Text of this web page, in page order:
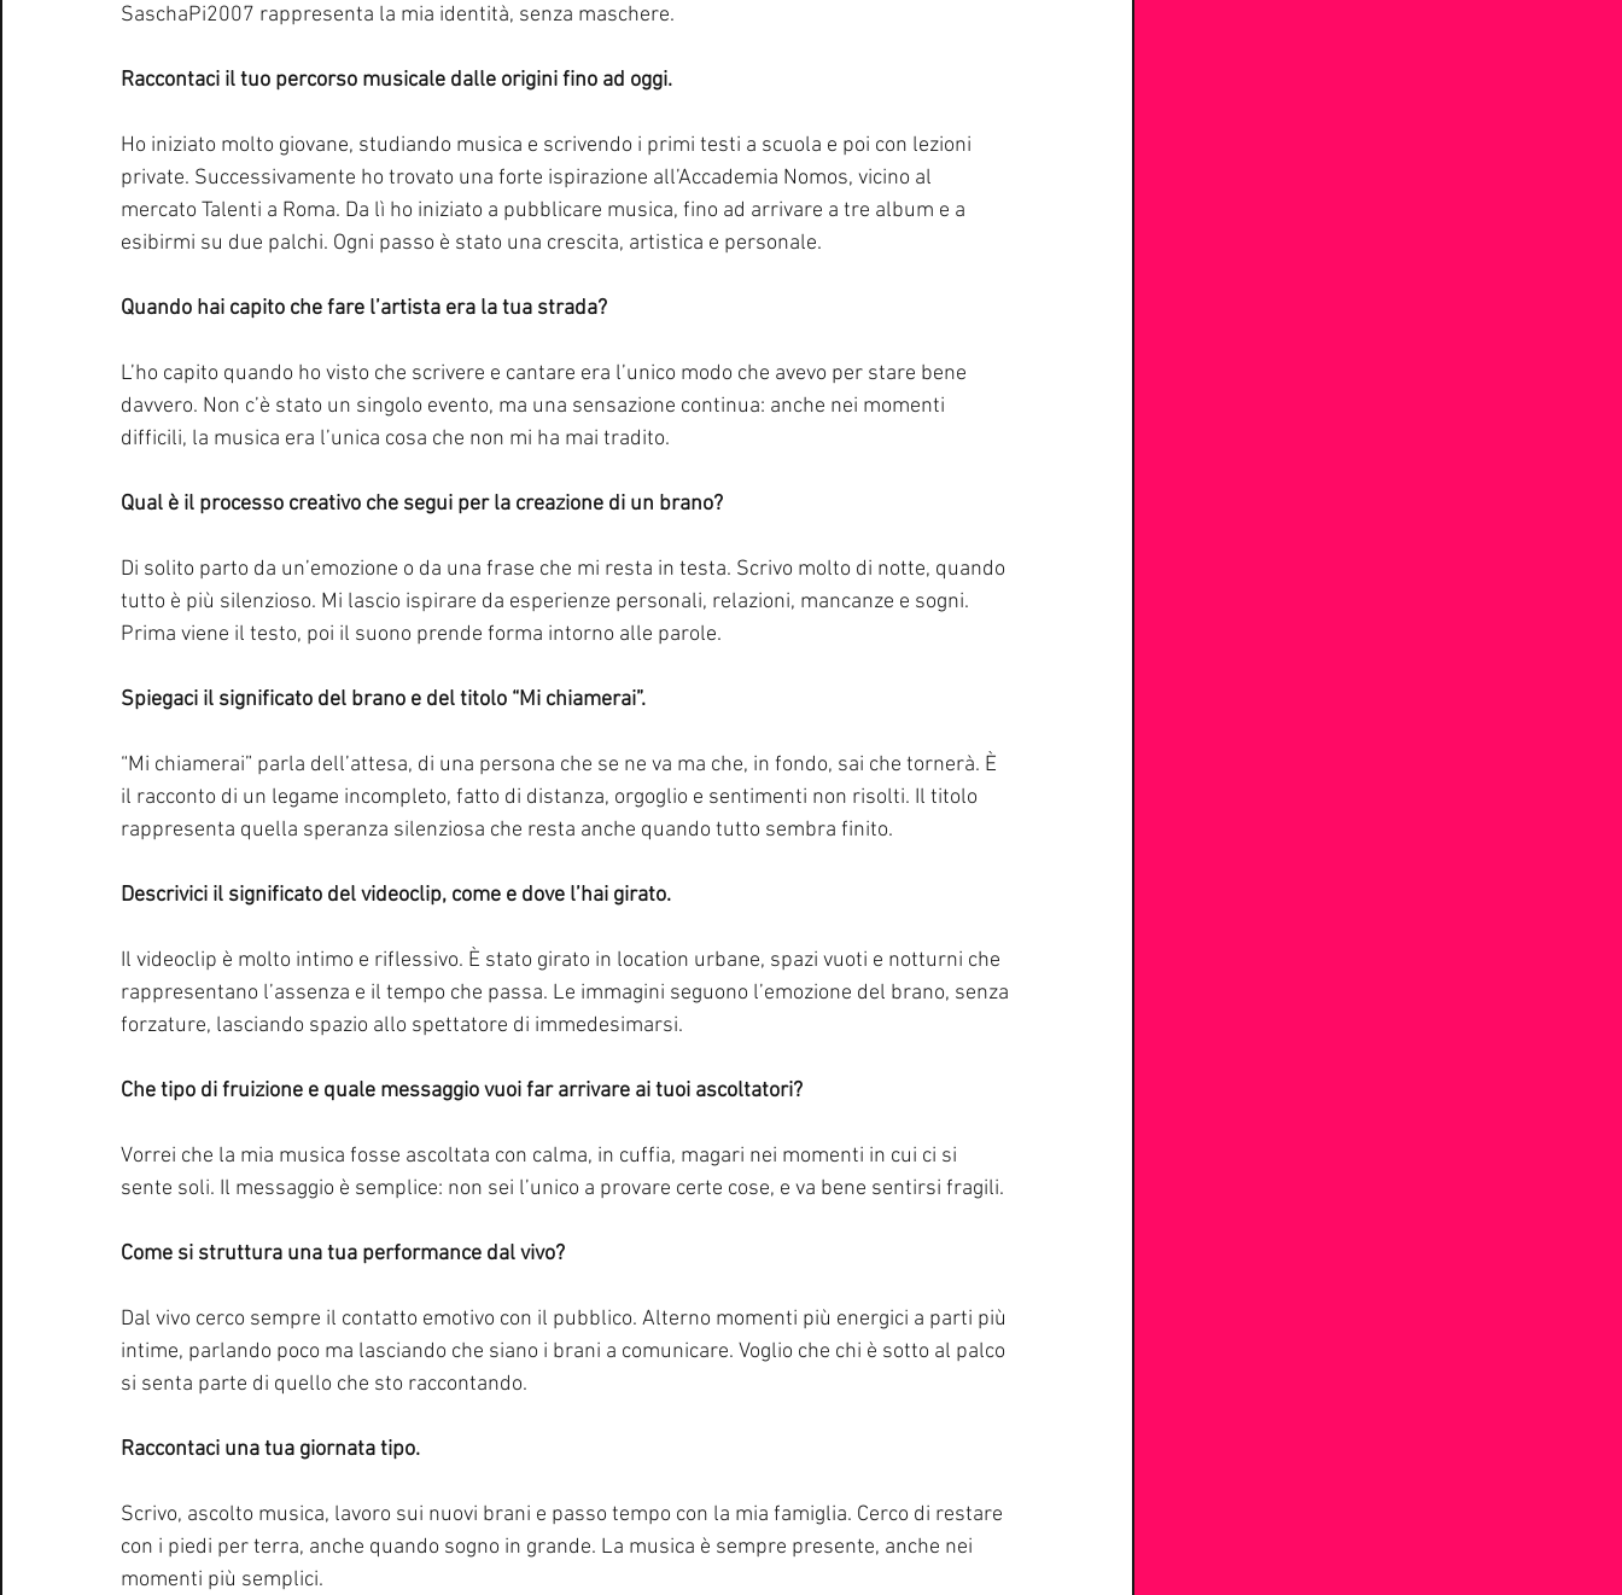
SaschaPi2007 rappresenta la mia identità, senza maschere.
Raccontaci il tuo percorso musicale dalle origini fino ad oggi.
Ho iniziato molto giovane, studiando musica e scrivendo i primi testi a scuola e poi con lezioni
private. Successivamente ho trovato una forte ispirazione all’Accademia Nomos, vicino al
mercato Talenti a Roma. Da lì ho iniziato a pubblicare musica, fino ad arrivare a tre album e a
esibirmi su due palchi. Ogni passo è stato una crescita, artistica e personale.
Quando hai capito che fare l’artista era la tua strada?
L’ho capito quando ho visto che scrivere e cantare era l’unico modo che avevo per stare bene
davvero. Non c’è stato un singolo evento, ma una sensazione continua: anche nei momenti
difficili, la musica era l’unica cosa che non mi ha mai tradito.
Qual è il processo creativo che segui per la creazione di un brano?
Di solito parto da un’emozione o da una frase che mi resta in testa. Scrivo molto di notte, quando
tutto è più silenzioso. Mi lascio ispirare da esperienze personali, relazioni, mancanze e sogni.
Prima viene il testo, poi il suono prende forma intorno alle parole.
Spiegaci il significato del brano e del titolo “Mi chiamerai”.
“Mi chiamerai” parla dell’attesa, di una persona che se ne va ma che, in fondo, sai che tornerà. È
il racconto di un legame incompleto, fatto di distanza, orgoglio e sentimenti non risolti. Il titolo
rappresenta quella speranza silenziosa che resta anche quando tutto sembra finito.
Descrivici il significato del videoclip, come e dove l’hai girato.
Il videoclip è molto intimo e riflessivo. È stato girato in location urbane, spazi vuoti e notturni che
rappresentano l’assenza e il tempo che passa. Le immagini seguono l’emozione del brano, senza
forzature, lasciando spazio allo spettatore di immedesimarsi.
Che tipo di fruizione e quale messaggio vuoi far arrivare ai tuoi ascoltatori?
Vorrei che la mia musica fosse ascoltata con calma, in cuffia, magari nei momenti in cui ci si
sente soli. Il messaggio è semplice: non sei l’unico a provare certe cose, e va bene sentirsi fragili.
Come si struttura una tua performance dal vivo?
Dal vivo cerco sempre il contatto emotivo con il pubblico. Alterno momenti più energici a parti più
intime, parlando poco ma lasciando che siano i brani a comunicare. Voglio che chi è sotto al palco
si senta parte di quello che sto raccontando.
Raccontaci una tua giornata tipo.
Scrivo, ascolto musica, lavoro sui nuovi brani e passo tempo con la mia famiglia. Cerco di restare
con i piedi per terra, anche quando sogno in grande. La musica è sempre presente, anche nei
momenti più semplici.